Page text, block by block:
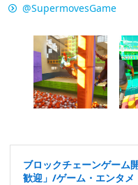
@SupermovesGame
ブロックチェーンゲーム
歓迎」/ゲーム・エンタメ